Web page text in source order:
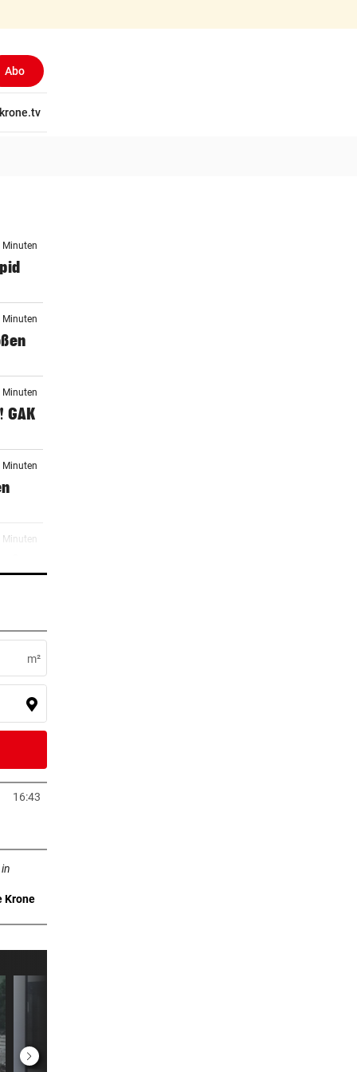
Abo
krone.tv
Minuten
Minuten
Minuten
GAK
Minuten
Minuten
Minuten
nie
Stunde
Stunde
Stunde
m²
16:43
öffnen
Krone